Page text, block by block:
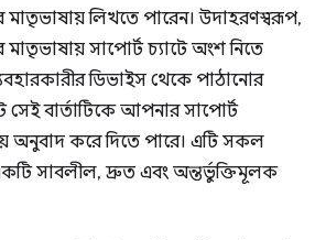
মাতৃভাষায় লিখতে পারেন। উদাহরণস্বরূপ,
মাতৃভাষায় সাপোর্ট চ্যাটে অংশ নিতে
ডিভাইস থেকে পাঠানোর
বার্তাটিকে আপনার সাপোর্ট
অনুবাদ করে দিতে পারে। এটি সকল
সাবলীল, দ্রুত এবং অন্তর্ভুক্তিমূলক